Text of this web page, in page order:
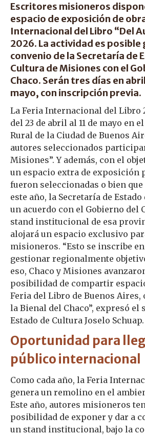
Escritores misioneros
espacio de exposición de
Internacional del Libro “Del
2026. La actividad es posible
convenio de la Secretaría de
Cultura de Misiones con el
Chaco. Serán tres días en
mayo, con inscripción previa.
La Feria Internacional del Libro
del 23 de abril al 11 de mayo en
Rural de la Ciudad de Buenos
autores seleccionados
Misiones”. Y además, con el
un espacio extra de exposición
fueron seleccionadas o bien
este año, la Secretaría de
un acuerdo con el Gobierno del
stand institucional de esa
alojará un espacio exclusivo
misioneros. “Esto se inscribe
gestionar regionalmente
eso, Chaco y Misiones
posibilidad de compartir
Feria del Libro de Buenos
la Bienal del Chaco”, expresó el
Estado de Cultura Joselo Schuap.
Oportunidad para
público internacional
Como cada año, la Feria
genera un remolino en el
Este año, autores misioneros
posibilidad de exponer y dar a
un stand institucional, bajo la